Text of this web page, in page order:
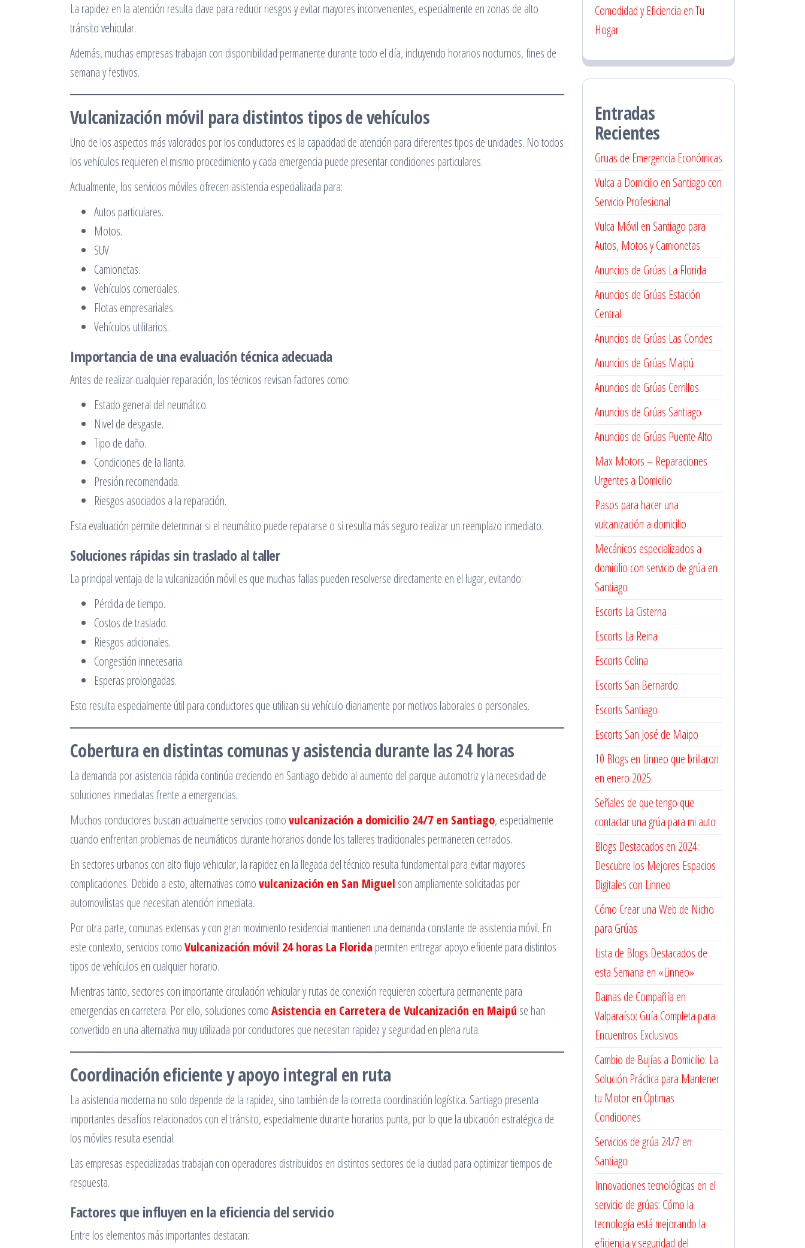
La rapidez en la atención resulta clave para reducir riesgos y evitar mayores inconvenientes, especialmente en zonas de alto
tránsito vehicular.
Además, muchas empresas trabajan con disponibilidad permanente durante todo el día, incluyendo horarios nocturnos, fines de
semana y festivos.
Vulcanización móvil para distintos tipos de vehículos
Uno de los aspectos más valorados por los conductores es la capacidad de atención para diferentes tipos de unidades. No todos
los vehículos requieren el mismo procedimiento y cada emergencia puede presentar condiciones particulares.
Actualmente, los servicios móviles ofrecen asistencia especializada para:
Autos particulares.
Motos.
SUV.
Camionetas.
Vehículos comerciales.
Flotas empresariales.
Vehículos utilitarios.
Importancia de una evaluación técnica adecuada
Antes de realizar cualquier reparación, los técnicos revisan factores como:
Estado general del neumático.
Nivel de desgaste.
Tipo de daño.
Condiciones de la llanta.
Presión recomendada.
Riesgos asociados a la reparación.
Esta evaluación permite determinar si el neumático puede repararse o si resulta más seguro realizar un reemplazo inmediato.
Soluciones rápidas sin traslado al taller
La principal ventaja de la vulcanización móvil es que muchas fallas pueden resolverse directamente en el lugar, evitando:
Pérdida de tiempo.
Costos de traslado.
Riesgos adicionales.
Congestión innecesaria.
Esperas prolongadas.
Esto resulta especialmente útil para conductores que utilizan su vehículo diariamente por motivos laborales o personales.
Cobertura en distintas comunas y asistencia durante las 24 horas
La demanda por asistencia rápida continúa creciendo en Santiago debido al aumento del parque automotriz y la necesidad de
soluciones inmediatas frente a emergencias.
Muchos conductores buscan actualmente servicios comovulcanización a domicilio 24/7 en Santiago, especialmente
cuando enfrentan problemas de neumáticos durante horarios donde los talleres tradicionales permanecen cerrados.
En sectores urbanos con alto flujo vehicular, la rapidez en la llegada del técnico resulta fundamental para evitar mayores
complicaciones. Debido a esto, alternativas comovulcanización en San Miguel son ampliamente solicitadas por
automovilistas que necesitan atención inmediata.
Por otra parte, comunas extensas y con gran movimiento residencial mantienen una demanda constante de asistencia móvil. En
este contexto, servicios comoVulcanización móvil 24 horas La Florida permiten entregar apoyo eficiente para distintos
tipos de vehículos en cualquier horario.
Mientras tanto, sectores con importante circulación vehicular y rutas de conexión requieren cobertura permanente para
emergencias en carretera. Por ello, soluciones comoAsistencia en Carretera de Vulcanización en Maipú se han
convertido en una alternativa muy utilizada por conductores que necesitan rapidez y seguridad en plena ruta.
Coordinación eficiente y apoyo integral en ruta
La asistencia moderna no solo depende de la rapidez, sino también de la correcta coordinación logística. Santiago presenta
importantes desafíos relacionados con el tránsito, especialmente durante horarios punta, por lo que la ubicación estratégica de
los móviles resulta esencial.
Las empresas especializadas trabajan con operadores distribuidos en distintos sectores de la ciudad para optimizar tiempos de
respuesta.
Factores que influyen en la eficiencia del servicio
Entre los elementos más importantes destacan:
Comodidad y Eficiencia en Tu
Hogar
Entradas
Recientes
Gruas de Emergencia Económicas
Vulca a Domicilio en Santiago con
Servicio Profesional
Vulca Móvil en Santiago para
Autos, Motos y Camionetas
Anuncios de Grúas La Florida
Anuncios de Grúas Estación
Central
Anuncios de Grúas Las Condes
Anuncios de Grúas Maipú
Anuncios de Grúas Cerrillos
Anuncios de Grúas Santiago
Anuncios de Grúas Puente Alto
Max Motors – Reparaciones
Urgentes a Domicilio
Pasos para hacer una
vulcanización a domicilio
Mecánicos especializados a
domicilio con servicio de grúa en
Santiago
Escorts La Cisterna
Escorts La Reina
Escorts Colina
Escorts San Bernardo
Escorts Santiago
Escorts San José de Maipo
10 Blogs en Linneo que brillaron
en enero 2025
Señales de que tengo que
contactar una grúa para mi auto
Blogs Destacados en 2024:
Descubre los Mejores Espacios
Digitales con Linneo
Cómo Crear una Web de Nicho
para Grúas
Lista de Blogs Destacados de
esta Semana en «Linneo»
Damas de Compañía en
Valparaíso: Guía Completa para
Encuentros Exclusivos
Cambio de Bujías a Domicilio: La
Solución Práctica para Mantener
tu Motor en Óptimas
Condiciones
Servicios de grúa 24/7 en
Santiago
Innovaciones tecnológicas en el
servicio de grúas: Cómo la
tecnología está mejorando la
eficiencia y seguridad del